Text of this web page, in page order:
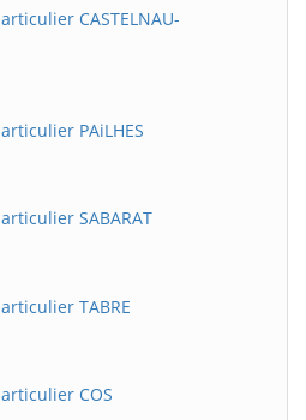
CASTELNAU-
PAiLHES
SABARAT
TABRE
COS